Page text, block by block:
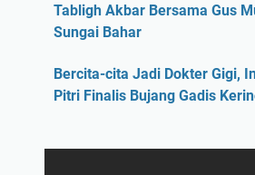
Tabligh Akbar Bersama Gus
Sungai Bahar
Bercita-cita Jadi Dokter Gigi,
Pitri Finalis Bujang Gadis